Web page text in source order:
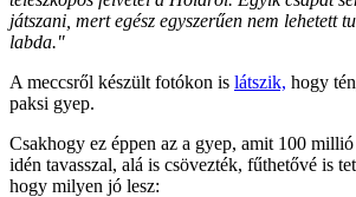
játszani, mert egész egyszerűen nem lehetett
labda."
A meccsről készült fotókon is látszik, hogy
paksi gyep.
Csakhogy ez éppen az a gyep, amit 100
idén tavasszal, alá is csövezték, fűthetővé is
hogy milyen jó lesz: